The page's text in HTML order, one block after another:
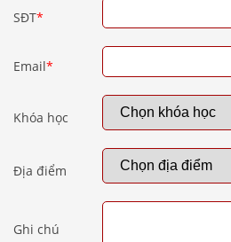
SĐT*
Email*
Khóa học
Địa điểm
Ghi chú